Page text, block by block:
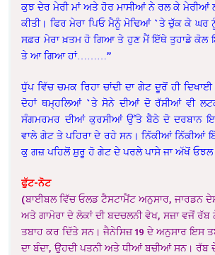
ਕੁਝ ਦੇਰ ਮੇਰੀ ਮਾਂ ਅਤੇ ਹੋਰ ਮਾਸੀਆਂ ਨੇ ਰਲ ਕੇ ਮੇਰੀਆਂ
ਕੀਤੀ। ਫਿਰ ਮੇਰਾ ਪਿਓ ਮੈਨੂੰ ਮੋਢਿਆਂ `ਤੇ ਚੁੱਕ ਕੇ ਘਰ
ਸਫ਼ਰ ਮੇਰਾ ਖ਼ਤਮ ਹੋ ਗਿਆ ਤੇ ਹੁਣ ਮੈਂ ਇੱਥੇ ਤੁਹਾਡੇ ਕੋਲ
ਤੇ ਆ ਗਿਆ ਹਾਂ………”
ਧੁੱਪ ਵਿੱਚ ਚਮਕ ਰਿਹਾ ਚਾਂਦੀ ਦਾ ਗੇਟ ਦੂਰੋਂ ਹੀ ਦਿਖਾਈ
ਦੋਹਾਂ ਥਮ੍ਹਲਿਆਂ `ਤੇ ਸੋਨੇ ਦੀਆਂ ਦੋ ਰੱਸੀਆਂ ਵੀ
ਸੰਗਮਰਮਰ ਦੀਆਂ ਕੁਰਸੀਆਂ ਉੱਤੇ ਬੈਠੇ ਦੋ ਦਰਬਾਨ
ਵਾਲੇ ਗੇਟ ਤੇ ਪਹਿਰਾ ਦੇ ਰਹੇ ਸਨ। ਨਿੱਕੀਆਂ ਨਿੱਕੀਆਂ
ਕੁ ਗਜ਼ ਪਹਿਲੋਂ ਸ਼ੁਰੂ ਹੋ ਗੇਟ ਦੇ ਪਰਲੇ ਪਾਸੇ ਜਾ ਅੱਖੋਂ ਓਝਲ
ਫੁੱਟ-ਨੋਟ
(ਬਾਈਬਲ ਵਿੱਚ ਓਲਡ ਟੈਸਟਾਮੈਂਟ ਅਨੁਸਾਰ, ਜਾਰਡਨ
ਅਤੇ ਗਾਮੋਰਾ ਦੇ ਲੋਕਾਂ ਦੀ ਬਦਚਲਨੀ ਵੇਖ, ਸਜ਼ਾ ਵਜੋਂ
ਤਬਾਹ ਕਰ ਦਿੱਤੇ ਸਨ। ਜੈਨੇਸਿਜ਼ 19 ਦੇ ਅਨੁਸਾਰ ਇਸ
ਦਾ ਬੰਦਾ, ਉਹਦੀ ਪਤਨੀ ਅਤੇ ਧੀਆਂ ਬਚੀਆਂ ਸਨ। ਰੱਬ